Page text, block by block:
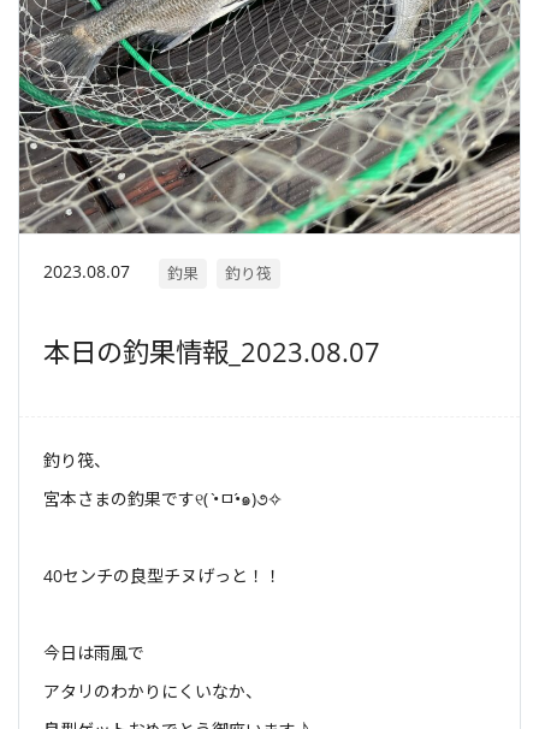
2023.08.07 釣果 釣り筏
本日の釣果情報_2023.08.07
釣り筏、
宮本さまの釣果です୧( •̀ㅁ•́๑)૭✧
40センチの良型チヌげっと！！
今日は雨風で
アタリのわかりにくいなか、